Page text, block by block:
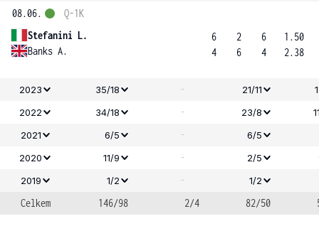
08.06.
Stefanini L.
Banks A.
Q-1K
6
4
2
6
6
4
1.50
2.38
2023 35/18 - 21/11
2022
34/18 - 23/8
2021
6/5 -
6/5
2020
11/9 - 2/5
2019
1/2 - 1/2
Celkem 146/98 2/4 82/50